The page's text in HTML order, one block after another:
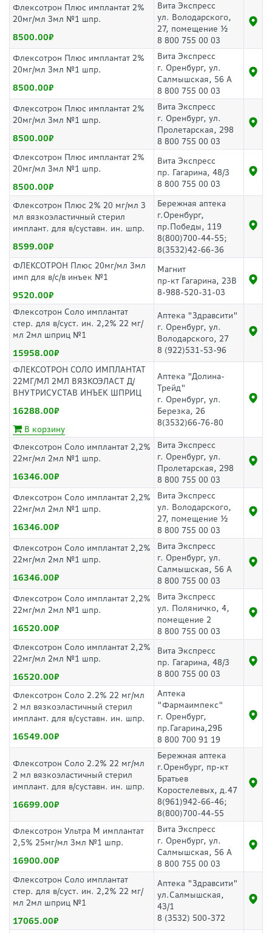
Флексотрон Плюс имплантат 2%
20мг/мл 3мл №1 шпр.
8500.00
Вита Экспресс
ул. Володарского,
27, помещение ½
8 800 755 00 03
Флексотрон Плюс имплантат 2%
20мг/мл 3мл №1 шпр.
8500.00
Вита Экспресс
г. Оренбург, ул.
Салмышская, 56 А
8 800 755 00 03
Флексотрон Плюс имплантат 2%
20мг/мл 3мл №1 шпр.
8500.00
Вита Экспресс
г. Оренбург, ул.
Пролетарская, 298
8 800 755 00 03
Флексотрон Плюс имплантат 2%
20мг/мл 3мл №1 шпр.
8500.00
Вита Экспресс
пр. Гагарина, 48/3
8 800 755 00 03
Флексотрон Плюс 2% 20 мг/мл 3
мл вязкоэластичный стерил
имплант. для в/суставн. ин. шпр.
8599.00
Бережная аптека
г.Оренбург,
пр.Победы, 119
8(800)700-44-55;
8(3532)42-66-36
ФЛЕКСОТРОН Плюс 20мг/мл 3мл
имп для в/с/в инъек №1
9520.00
Магнит
пр-кт Гагарина, 23В
8-988-520-31-03
Флексотрон Соло имплантат
стер. для в/суст. ин. 2,2% 22 мг/
мл 2мл шприц №1
15958.00
Аптека "Здравсити"
г. Оренбург, ул.
Володарского, 27
8 (922)531-53-96
ФЛЕКСОТРОН СОЛО ИМПЛАНТАТ
22МГ/МЛ 2МЛ ВЯЗКОЭЛАСТ Д/
ВНУТРИСУСТАВ ИНЪЕК ШПРИЦ
16288.00
В корзину
Аптека "Долина-
Трейд"
г. Оренбург, ул.
Березка, 26
8(3532)66-76-80
Флексотрон Соло имплантат 2,2%
22мг/мл 2мл №1 шпр.
16346.00
Вита Экспресс
г. Оренбург, ул.
Пролетарская, 298
8 800 755 00 03
Флексотрон Соло имплантат 2,2%
22мг/мл 2мл №1 шпр.
16346.00
Вита Экспресс
ул. Володарского,
27, помещение ½
8 800 755 00 03
Флексотрон Соло имплантат 2,2%
22мг/мл 2мл №1 шпр.
16346.00
Вита Экспресс
г. Оренбург, ул.
Салмышская, 56 А
8 800 755 00 03
Флексотрон Соло имплантат 2,2%
22мг/мл 2мл №1 шпр.
16520.00
Вита Экспресс
ул. Поляничко, 4,
помещение 2
8 800 755 00 03
Флексотрон Соло имплантат 2,2%
22мг/мл 2мл №1 шпр.
16520.00
Вита Экспресс
пр. Гагарина, 48/3
8 800 755 00 03
Флексотрон Соло 2.2% 22 мг/мл
2 мл вязкоэластичный стерил
имплант. для в/суставн. ин. шпр.
16549.00
Аптека
"Фармаимпекс"
г. Оренбург,
пр.Гагарина,29Б
8 800 700 91 19
Флексотрон Соло 2.2% 22 мг/мл
2 мл вязкоэластичный стерил
имплант. для в/суставн. ин. шпр.
16699.00
Бережная аптека
г.Оренбург, пр-кт
Братьев
Коростелевых, д.47
8(961)942-66-46;
8(800)700-44-55
Флексотрон Ультра М имплантат
2,5% 25мг/мл 3мл №1 шпр.
16900.00
Вита Экспресс
г. Оренбург, ул.
Салмышская, 56 А
8 800 755 00 03
Флексотрон Соло имплантат
стер. для в/суст. ин. 2,2% 22 мг/
мл 2мл шприц №1
17065.00
Аптека "Здравсити"
ул.Салмышская,
43/1
8 (3532) 500-372